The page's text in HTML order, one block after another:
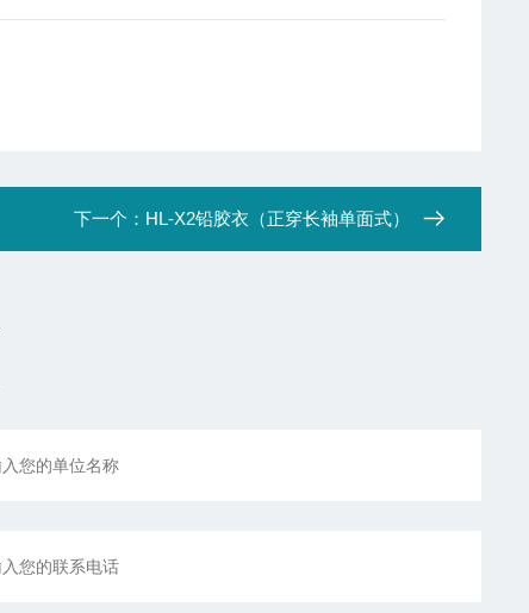
下一个： HL-X2铅胶衣（正穿长袖单面式）